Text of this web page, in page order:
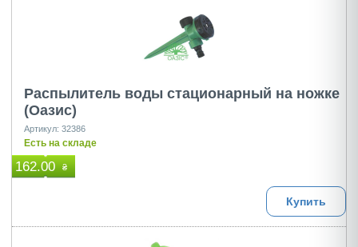
Распылитель воды стационарный на ножке
(Оазис)
Артикул: 32386
Есть на складе
162.00 ₴
Купить